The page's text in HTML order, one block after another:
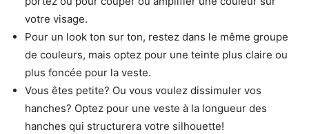
votre visage.
Pour un look ton sur ton, restez dans le même groupe
de couleurs, mais optez pour une teinte plus claire ou
plus foncée pour la veste.
Vous êtes petite? Ou vous voulez dissimuler vos
hanches? Optez pour une veste à la longueur des
hanches qui structurera votre silhouette!